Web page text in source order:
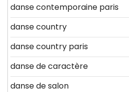
danse contemporaine paris
danse country
danse country paris
danse de caractère
danse de salon